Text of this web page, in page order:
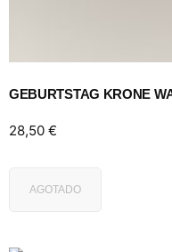
GEBURTSTAG KRONE
28,50 €
AGOTADO